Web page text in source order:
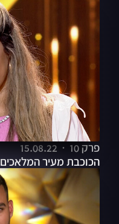
פרק 10
15.08.22
הכוכבת מעיר המלאכים